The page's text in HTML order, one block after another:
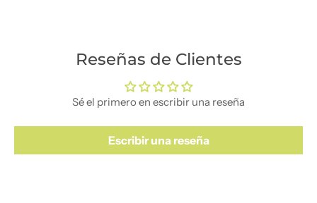
Reseñas de Clientes
Sé el primero en escribir una reseña
Escribir una reseña